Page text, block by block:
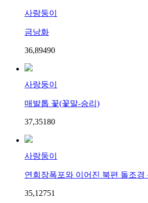
사랑둥이
금낭화
36,89490
사랑둥이
매발톱 꽃(꽃말-승리)
37,35180
사랑둥이
연회장폭포와 이어진 북편 돌조경
35,12751